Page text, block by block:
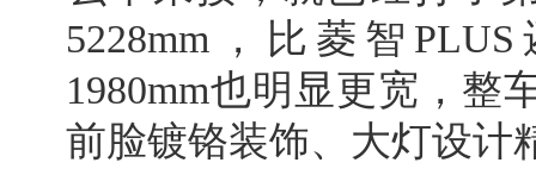
5228mm，比菱智
1980mm也明显更宽，整
前脸镀铬装饰、大灯设计